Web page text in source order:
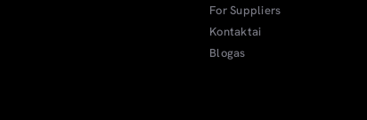
For Suppliers
Kontaktai
Blogas